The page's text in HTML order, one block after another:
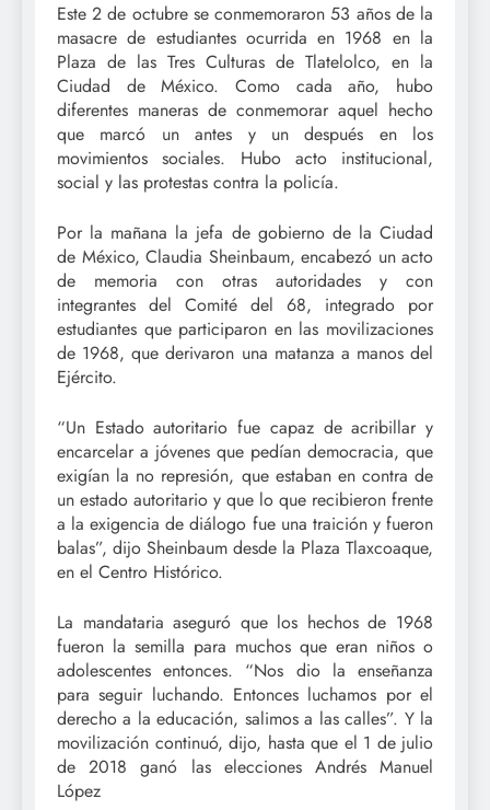
Este 2 de octubre se conmemoraron 53 años de la
masacre de estudiantes ocurrida en 1968 en la
Plaza de las Tres Culturas de Tlatelolco, en la
Ciudad de México. Como cada año, hubo
diferentes maneras de conmemorar aquel hecho
que marcó un antes y un después en los
movimientos sociales. Hubo acto institucional,
social y las protestas contra la policía.
Por la mañana la jefa de gobierno de la Ciudad
de México, Claudia Sheinbaum, encabezó un acto
de memoria con otras autoridades y con
integrantes del Comité del 68, integrado por
estudiantes que participaron en las movilizaciones
de 1968, que derivaron una matanza a manos del
Ejército.
“Un Estado autoritario fue capaz de acribillar y
encarcelar a jóvenes que pedían democracia, que
exigían la no represión, que estaban en contra de
un estado autoritario y que lo que recibieron frente
a la exigencia de diálogo fue una traición y fueron
balas”, dijo Sheinbaum desde la Plaza Tlaxcoaque,
en el Centro Histórico.
La mandataria aseguró que los hechos de 1968
fueron la semilla para muchos que eran niños o
adolescentes entonces. “Nos dio la enseñanza
para seguir luchando. Entonces luchamos por el
derecho a la educación, salimos a las calles”. Y la
movilización continuó, dijo, hasta que el 1 de julio
de 2018 ganó las elecciones Andrés Manuel
López